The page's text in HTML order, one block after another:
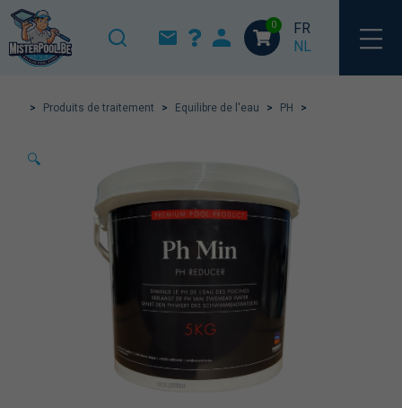
0
FR
NL
> Produits de traitement > Equilibre de l'eau > PH >
🔍